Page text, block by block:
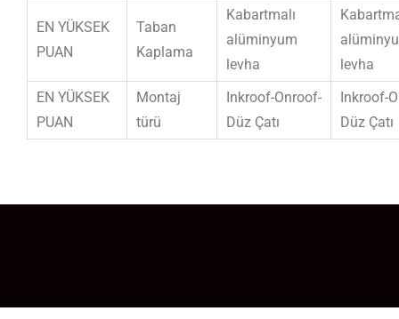
EN YÜKSEK
PUAN
Taban
Kaplama
Kabartmalı
alüminyum
levha
levha
EN YÜKSEK
PUAN
Montaj
türü
Inkroof-Onroof-
Düz Çatı
Inkroof-
Düz Çatı